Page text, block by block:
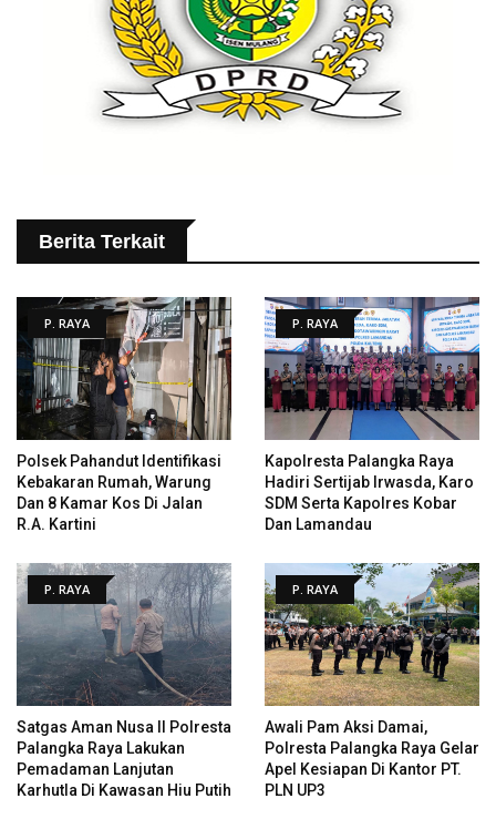
Berita Terkait
P. RAYA
Polsek Pahandut Identifikasi
Kebakaran Rumah, Warung
Dan 8 Kamar Kos Di Jalan
R.A. Kartini
P. RAYA
Kapolresta Palangka Raya
Hadiri Sertijab Irwasda, Karo
SDM Serta Kapolres Kobar
Dan Lamandau
P. RAYA
Satgas Aman Nusa II Polresta
Palangka Raya Lakukan
Pemadaman Lanjutan
Karhutla Di Kawasan Hiu Putih
P. RAYA
Awali Pam Aksi Damai,
Polresta Palangka Raya Gelar
Apel Kesiapan Di Kantor PT.
PLN UP3